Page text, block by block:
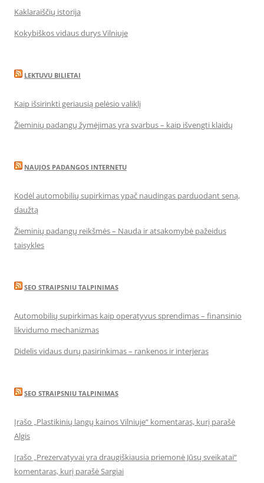
Kaklaraiščių istorija
Kokybiškos vidaus durys Vilniuje
LEKTUVU BILIETAI
Kaip išsirinkti geriausią pelėsio valiklį
Žieminių padangų žymėjimas yra svarbus – kaip išvengti klaidų
NAUJOS PADANGOS INTERNETU
Kodėl automobilių supirkimas ypač naudingas parduodant seną,
daužtą
Žieminių padangų reikšmės – Nauda ir atsakomybė pažeidus
taisykles
SEO STRAIPSNIU TALPINIMAS
Automobilių supirkimas kaip operatyvus sprendimas – finansinio
likvidumo mechanizmas
Didelis vidaus durų pasirinkimas – rankenos ir interjeras
SEO STRAIPSNIU TALPINIMAS
Įrašo „Plastikinių langų kainos Vilniuje“ komentaras, kurį parašė
Algis
Įrašo „Prezervatyvai yra draugiškiausia priemonė Jūsų sveikatai“
komentaras, kurį parašė Sargiai